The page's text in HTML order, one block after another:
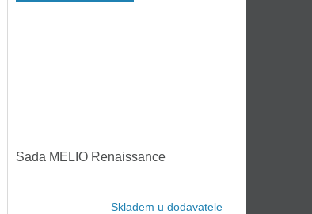
Sada MELIO Renaissance
Skladem u dodavatele